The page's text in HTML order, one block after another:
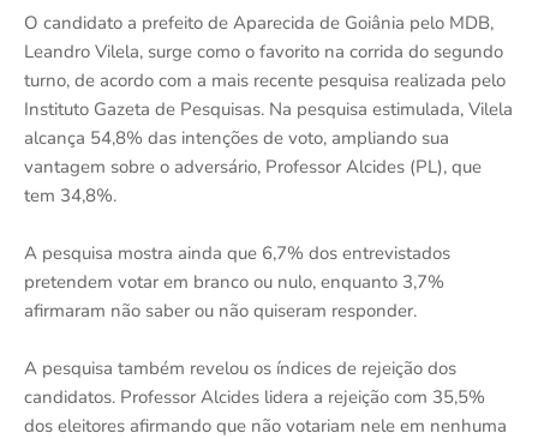
O candidato a prefeito de Aparecida de Goiânia pelo MDB,
Leandro Vilela, surge como o favorito na corrida do segundo
turno, de acordo com a mais recente pesquisa realizada pelo
Instituto Gazeta de Pesquisas. Na pesquisa estimulada, Vilela
alcança 54,8% das intenções de voto, ampliando sua
vantagem sobre o adversário, Professor Alcides (PL), que
tem 34,8%.
A pesquisa mostra ainda que 6,7% dos entrevistados
pretendem votar em branco ou nulo, enquanto 3,7%
afirmaram não saber ou não quiseram responder.
A pesquisa também revelou os índices de rejeição dos
candidatos. Professor Alcides lidera a rejeição com 35,5%
dos eleitores afirmando que não votariam nele em nenhuma